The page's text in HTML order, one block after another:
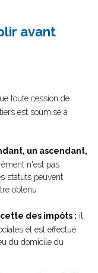
avant
toute cession de
est soumise à
un ascendant,
n'est pas
statuts peuvent
obtenu
des impôts : il
et est effectué
du domicile du